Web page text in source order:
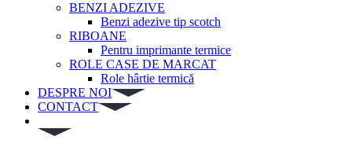
BENZI ADEZIVE
Benzi adezive tip scotch
RIBOANE
Pentru imprimante termice
ROLE CASE DE MARCAT
Role hârtie termică
DESPRE NOI
CONTACT